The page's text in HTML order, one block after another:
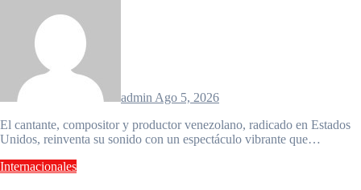
admin Ago 5, 2026
El cantante, compositor y productor venezolano, radicado en Estados
Unidos, reinventa su sonido con un espectáculo vibrante que…
Internacionales